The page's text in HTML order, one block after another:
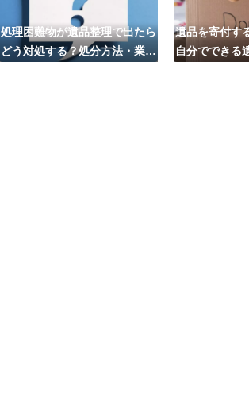
処理困難物が遺品整理で出たら
どう対処する？処分方法・業者
遺品を寄付す
自分でできる